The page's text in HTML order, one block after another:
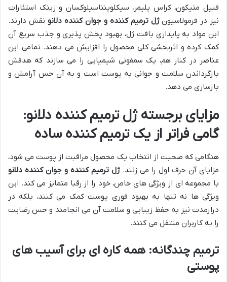
فنیل متیکون، کراس پلیمر، سیکلوپنتاسیلوکسان و زینک استئارات
نیز در فرمولاسیونژل ترمیم کننده و جوان کننده دلانو نقش دارند.
این مواد به پایداری بافت ژل، بهبود پخش پذیری و جذب سریع آن
کمک کرده و اثربخشی کلی محصول را افزایش می دهند. تمامی این
عناصر در کنار هم، یک سمفونی شیمیایی را می سازند که هدفش
بازگرداندن سلامت و جوانی به پوست است و به آن حس آرامش و
بازسازی می دهد.
مزایای برجستهژل ترمیم کننده دلانو:
گامی فراتر از یک ترمیم کننده ساده
هنگامی که صحبت از انتخاب یک محصول مراقبت از پوست می شود،
مزایای آن حرف اول را می زنند.ژل ترمیم کننده و جوان کننده دلانو
با مجموعه ای از ویژگی های خاص، خود را از رقبا متمایز می کند. این
ویژگی ها نه تنها به بهبود فوری پوست کمک می کنند، بلکه در
درازمدت نیز به حفظ زیبایی و سلامت آن می انجامند و حس رضایت
را به کاربران منتقل می کنند.
ترمیم چندگانه: همه کاره ای برای آسیب های
پوستی